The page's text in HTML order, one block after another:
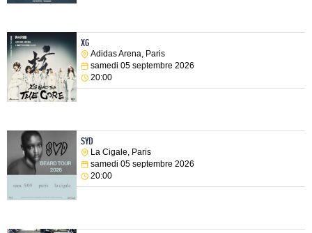
XG
Adidas Arena, Paris
samedi 05 septembre 2026
20:00
SYD
La Cigale, Paris
samedi 05 septembre 2026
20:00